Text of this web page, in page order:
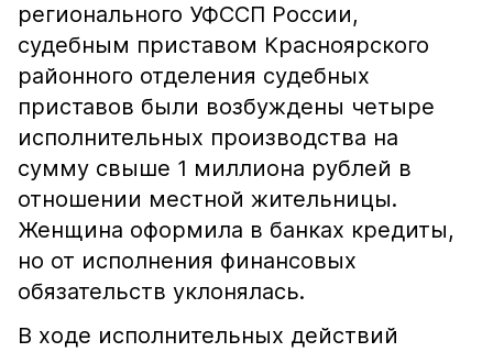
регионального УФССП России,
судебным приставом Красноярского
районного отделения судебных
приставов были возбуждены четыре
исполнительных производства на
сумму свыше 1 миллиона рублей в
отношении местной жительницы.
Женщина оформила в банках кредиты,
но от исполнения финансовых
обязательств уклонялась.
В ходе исполнительных действий